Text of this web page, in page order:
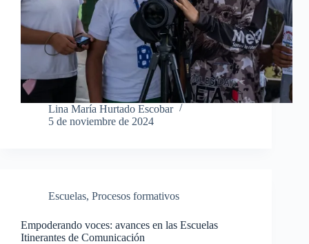
Lina María Hurtado Escobar
5 de noviembre de 2024
Escuelas, Procesos formativos
Empoderando voces: avances en las Escuelas
Itinerantes de Comunicación